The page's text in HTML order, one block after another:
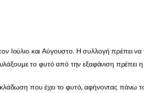
Ιούλιο και Αύγουστο. Η συλλογή πρέπει να
το φυτό από την εξαφάνιση πρέπει η
που έχει το φυτό, αφήνοντας